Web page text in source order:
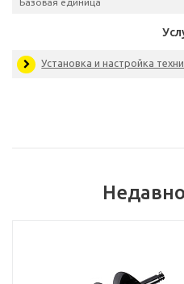
Артикул
Установка и настройка